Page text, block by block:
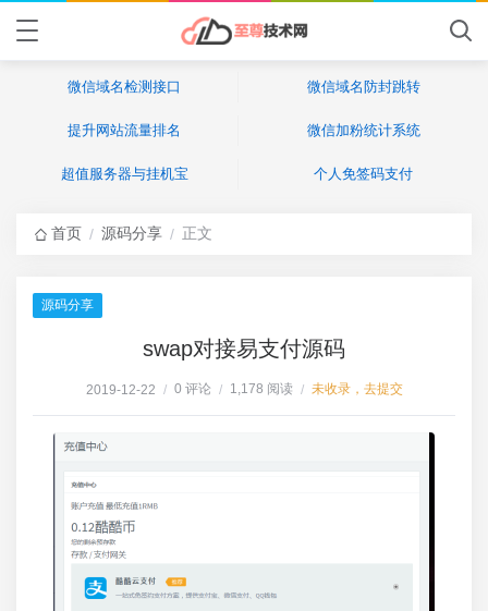
微信域名检测接口 微信域名防封跳转
提升网站流量排名 微信加粉统计系统
超值服务器与挂机宝 个人免签码支付
首页 / 源码分享 / 正文
源码分享
swap对接易支付源码
2019-12-22 / 0 评论 / 1,178 阅读 / 未收录，去提交